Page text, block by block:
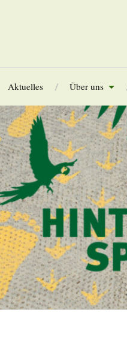
Aktuelles Über uns